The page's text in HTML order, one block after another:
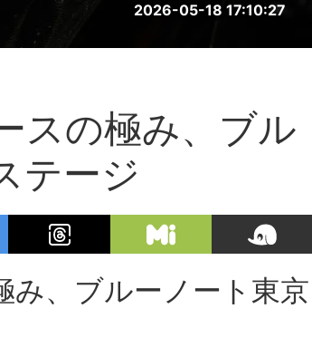
2026-05-18 17:10:27
スの極み、ブル
テージ
み、ブルーノート東京